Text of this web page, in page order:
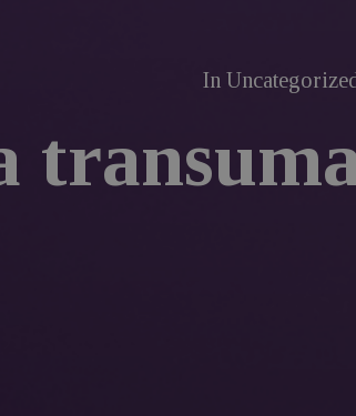
In